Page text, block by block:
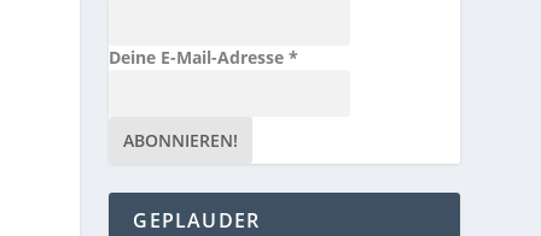
Deine E-Mail-Adresse*
GEPLAUDER